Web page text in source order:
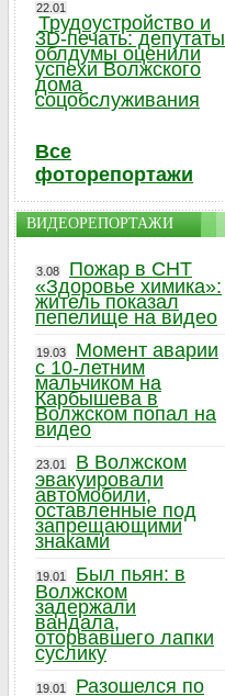
22.01
Трудоустройство и
3D-печать: депутаты
облдумы оценили
успехи Волжского
дома
соцобслуживания
Все
фоторепортажи
ВИДЕОРЕПОРТАЖИ
3.08
Пожар в СНТ
«Здоровье химика»:
житель показал
пепелище на видео
19.03
Момент аварии
с 10-летним
мальчиком на
Карбышева в
Волжском попал на
видео
23.01
В Волжском
эвакуировали
автомобили,
оставленные под
запрещающими
знаками
19.01
Был пьян: в
Волжском
задержали
вандала,
оторвавшего лапки
суслику
19.01
Разошелся по